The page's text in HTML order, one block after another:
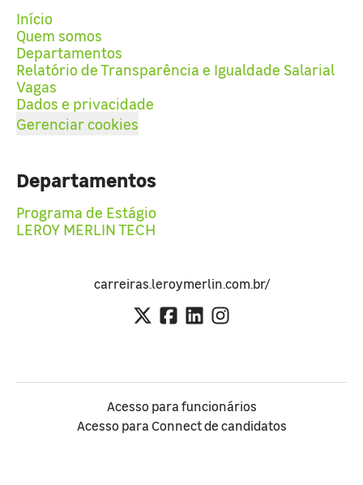
Início
Quem somos
Departamentos
Relatório de Transparência e Igualdade Salarial
Vagas
Dados e privacidade
Gerenciar cookies
Departamentos
Programa de Estágio
LEROY MERLIN TECH
carreiras.leroymerlin.com.br/
Acesso para funcionários
Acesso para Connect de candidatos